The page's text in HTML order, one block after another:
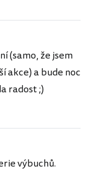
(samo, že jsem
akce) a bude noc
radost ;)
výbuchů.